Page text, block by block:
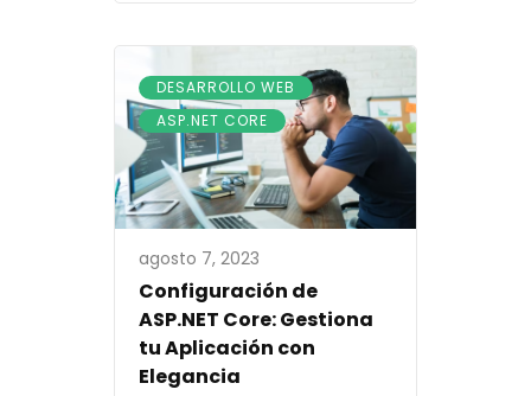
DESARROLLO WEB ,
ASP.NET CORE
agosto 7, 2023
Configuración de
ASP.NET Core: Gestiona
tu Aplicación con
Elegancia